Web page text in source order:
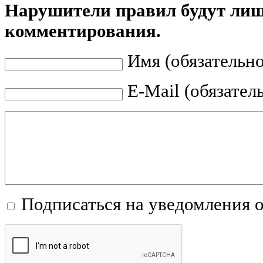
Нарушители правил будут
комментирования.
Имя
E-Mail
Подписаться на уведомления